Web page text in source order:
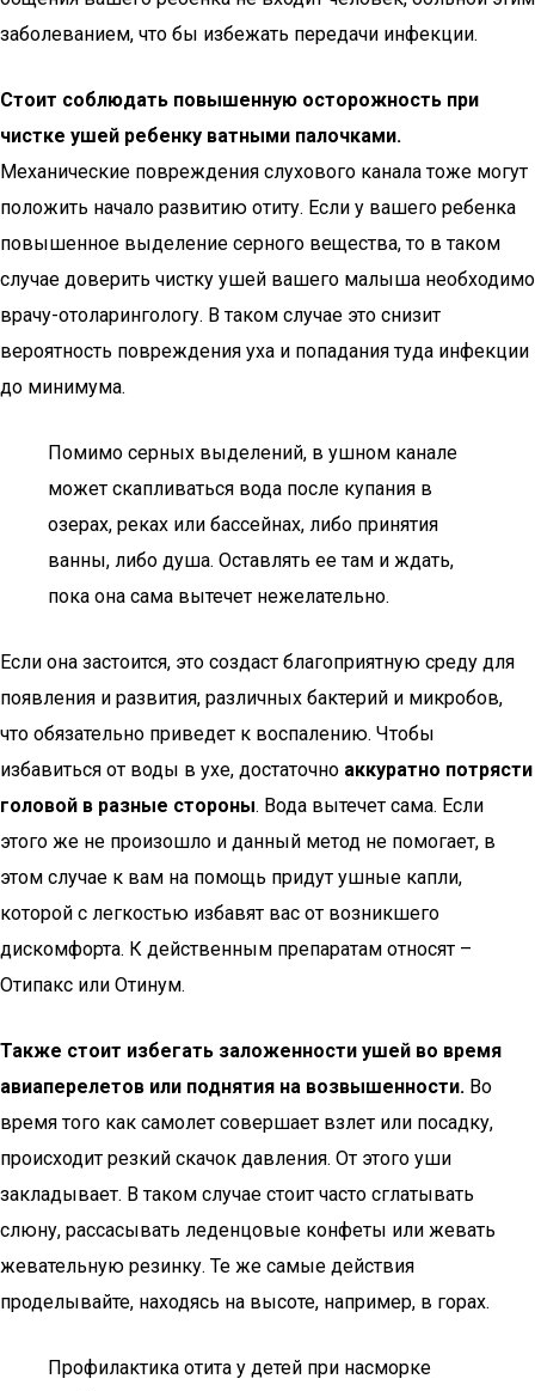
заболеванием, что бы избежать передачи инфекции.
Стоит соблюдать повышенную осторожность при
чистке ушей ребенку ватными палочками.
Механические повреждения слухового канала тоже могут
положить начало развитию отиту. Если у вашего ребенка
повышенное выделение серного вещества, то в таком
случае доверить чистку ушей вашего малыша необходимо
врачу-отоларингологу. В таком случае это снизит
вероятность повреждения уха и попадания туда инфекции
до минимума.
Помимо серных выделений, в ушном канале
может скапливаться вода после купания в
озерах, реках или бассейнах, либо принятия
ванны, либо душа. Оставлять ее там и ждать,
пока она сама вытечет нежелательно.
Если она застоится, это создаст благоприятную среду для
появления и развития, различных бактерий и микробов,
что обязательно приведет к воспалению. Чтобы
избавиться от воды в ухе, достаточно аккуратно потрясти
головой в разные стороны. Вода вытечет сама. Если
этого же не произошло и данный метод не помогает, в
этом случае к вам на помощь придут ушные капли,
которой с легкостью избавят вас от возникшего
дискомфорта. К действенным препаратам относят –
Отипакс или Отинум.
Также стоит избегать заложенности ушей во время
авиаперелетов или поднятия на возвышенности. Во
время того как самолет совершает взлет или посадку,
происходит резкий скачок давления. От этого уши
закладывает. В таком случае стоит часто сглатывать
слюну, рассасывать леденцовые конфеты или жевать
жевательную резинку. Те же самые действия
проделывайте, находясь на высоте, например, в горах.
Профилактика отита у детей при насморке